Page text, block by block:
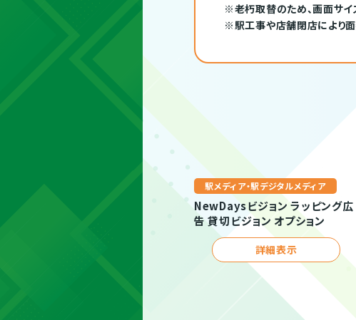
※老朽取替のため、画面サイ
※駅工事や店舗閉店により面
駅メディア・駅デジタルメディア
NewDaysビジョン ラッピング広
告 貸切ビジョン オプション
詳細表示